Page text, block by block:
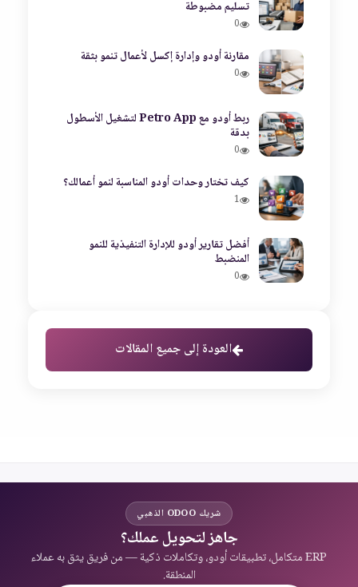
تسليم مضبوطة
0
مقارنة أودو وإدارة إكسل لأعمال تنمو بثقة
0
ربط أودو مع Petro App لتشغيل الأسطول
بدقة
0
كيف تختار وحدات أودو المناسبة لنمو أعمالك؟
1
أفضل تقارير أودو للإدارة التنفيذية للنمو
المنضبط
0
العودة إلى جميع المقالات
شريك ODOO الذهبي
جاهز لتحويل عملك؟
ERP متكامل، تطبيقات أودو، وتكاملات ذكية — من فريق يثق به عملاء
المنطقة.